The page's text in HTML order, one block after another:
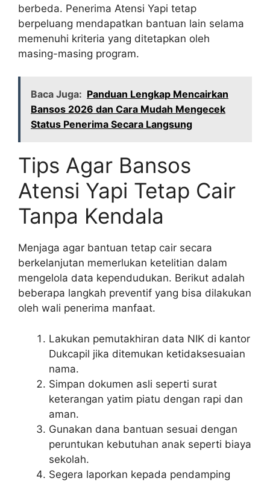
berbeda. Penerima Atensi Yapi tetap
berpeluang mendapatkan bantuan lain selama
memenuhi kriteria yang ditetapkan oleh
masing-masing program.
Baca Juga: Panduan Lengkap Mencairkan
Bansos 2026 dan Cara Mudah Mengecek
Status Penerima Secara Langsung
Tips Agar Bansos
Atensi Yapi Tetap Cair
Tanpa Kendala
Menjaga agar bantuan tetap cair secara
berkelanjutan memerlukan ketelitian dalam
mengelola data kependudukan. Berikut adalah
beberapa langkah preventif yang bisa dilakukan
oleh wali penerima manfaat.
Lakukan pemutakhiran data NIK di kantor
Dukcapil jika ditemukan ketidaksesuaian
nama.
Simpan dokumen asli seperti surat
keterangan yatim piatu dengan rapi dan
aman.
Gunakan dana bantuan sesuai dengan
peruntukan kebutuhan anak seperti biaya
sekolah.
Segera laporkan kepada pendamping